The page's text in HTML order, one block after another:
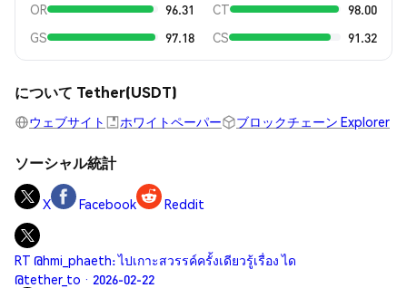
OR
96.31 CT
98.00
GS
97.18 CS 91.32
について Tether(USDT)
ウェブサイト ホワイトペーパー ブロックチェーン Explorer
ソーシャル統計
X Facebook Reddit
RT @hmi_phaeth: ไปเกาะสวรรค์ครั้งเดียวรู้เรื่อง ได
@tether_to · 2026-02-22